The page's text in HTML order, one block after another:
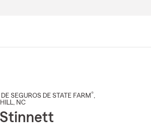
SEGUROS DE STATE FARM®,
, NC